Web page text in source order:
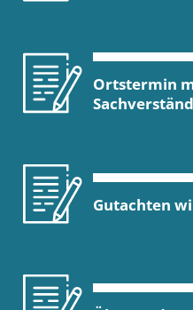
Ortstermin
Gutachten